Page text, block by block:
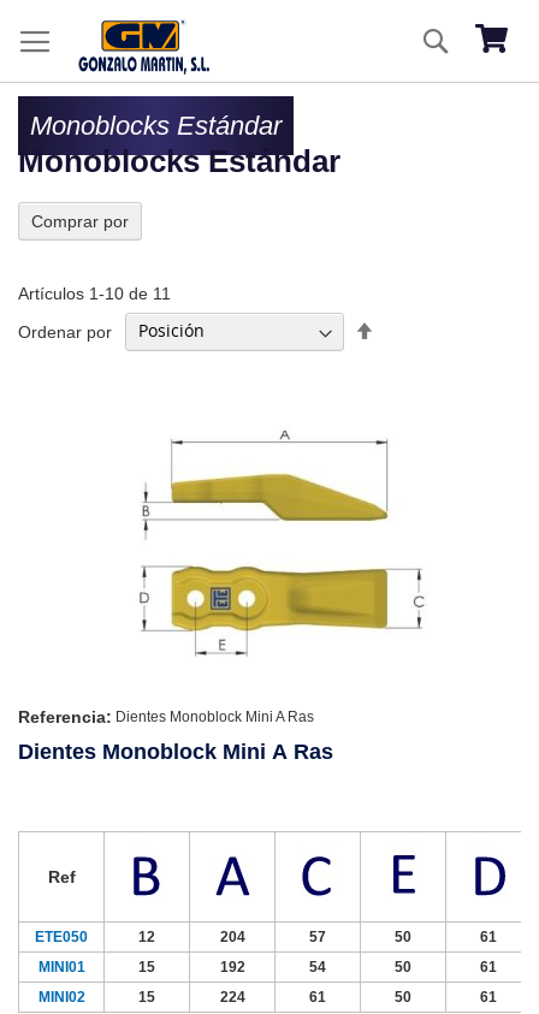
Mi
Buscar
Monoblocks Estándar
Monoblocks Estándar
Artículos 1-10 de 11
Ordenar por
Referencia: Dientes Monoblock Mini A Ras
Dientes Monoblock Mini A Ras
Ref
ETE050 12 204 57 50
61
MINI01
15 192 54 50
61
MINI02
15 224 61 50 61
Comprar por